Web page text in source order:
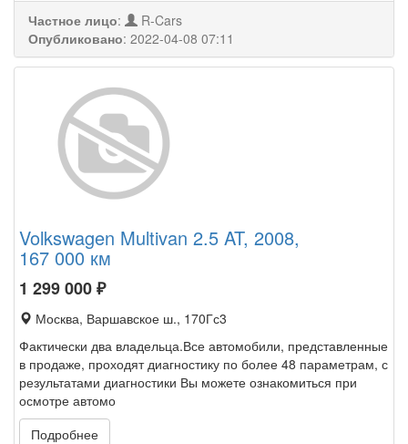
Частное лицо:
R-Cars
Опубликовано: 2022-04-08 07:11
Volkswagen Multivan 2.5 AT, 2008,
167 000 км
1 299 000₽
Москва, Варшавское ш., 170Гс3
Фактически два владельца.Все автомобили, представленные
в продаже, проходят диагностику по более 48 параметрам, с
результатами диагностики Вы можете ознакомиться при
осмотре автомо
Подробнее